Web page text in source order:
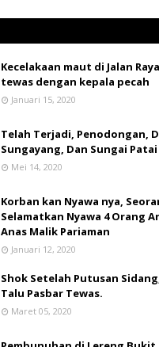
Kecelakaan maut di Jalan
tewas dengan kepala pecah
Januari 15, 2020
Telah Terjadi, Penodongan,
Sungayang, Dan Sungai Patai
Mei 14, 2020
Korban kan Nyawa nya,
Selamatkan Nyawa 4 Orang
Anas Malik Pariaman
Januari 12, 2020
Shok Setelah Putusan
Talu Pasbar Tewas.
Maret 05, 2020